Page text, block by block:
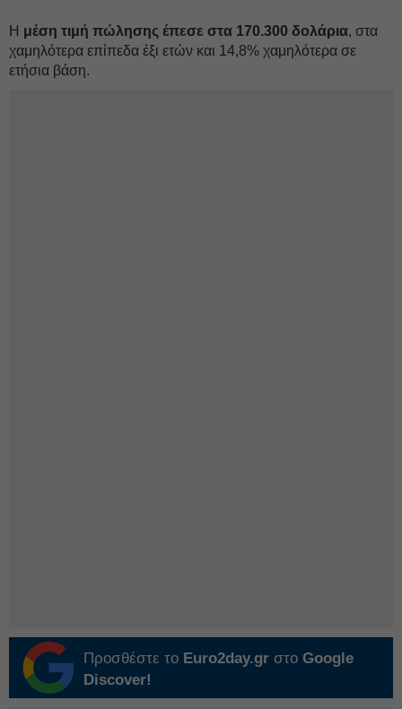
Η μέση τιμή πώλησης έπεσε στα 170.300 δολάρια, στα
χαμηλότερα επίπεδα έξι ετών και 14,8% χαμηλότερα σε
ετήσια βάση.
Προσθέστε το Euro2day.gr στο Google
Discover!